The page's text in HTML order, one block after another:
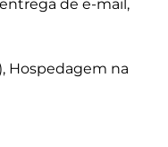
de e-mail,
Hospedagem na